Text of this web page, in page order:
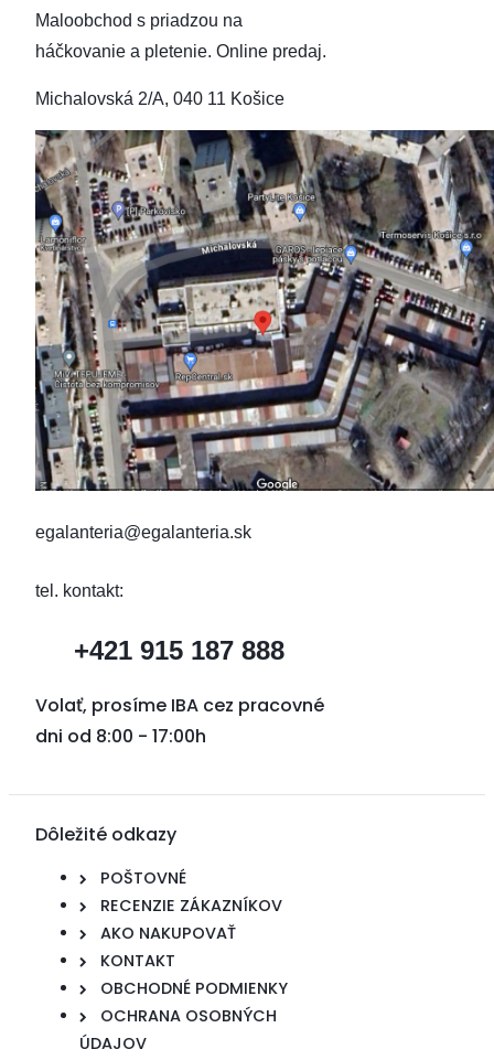
Maloobchod s priadzou na
háčkovanie a pletenie. Online predaj.
Michalovská 2/A, 040 11 Košice
egalanteria@egalanteria.sk
tel. kontakt:
+421 915 187 888
Volať, prosíme IBA cez pracovné
dni od 8:00 - 17:00h
Dôležité odkazy
POŠTOVNÉ
RECENZIE ZÁKAZNÍKOV
AKO NAKUPOVAŤ
KONTAKT
OBCHODNÉ PODMIENKY
OCHRANA OSOBNÝCH
ÚDAJOV